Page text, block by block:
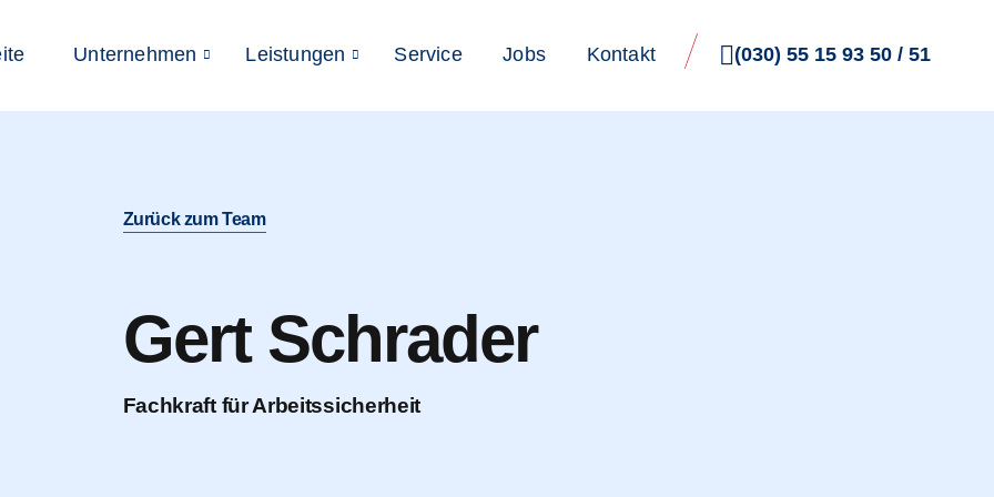
Unternehmen Leistungen Service Jobs Kontakt (030) 55 15 93 50 / 51
Zurück zum Team
Gert Schrader
Fachkraft für Arbeitssicherheit